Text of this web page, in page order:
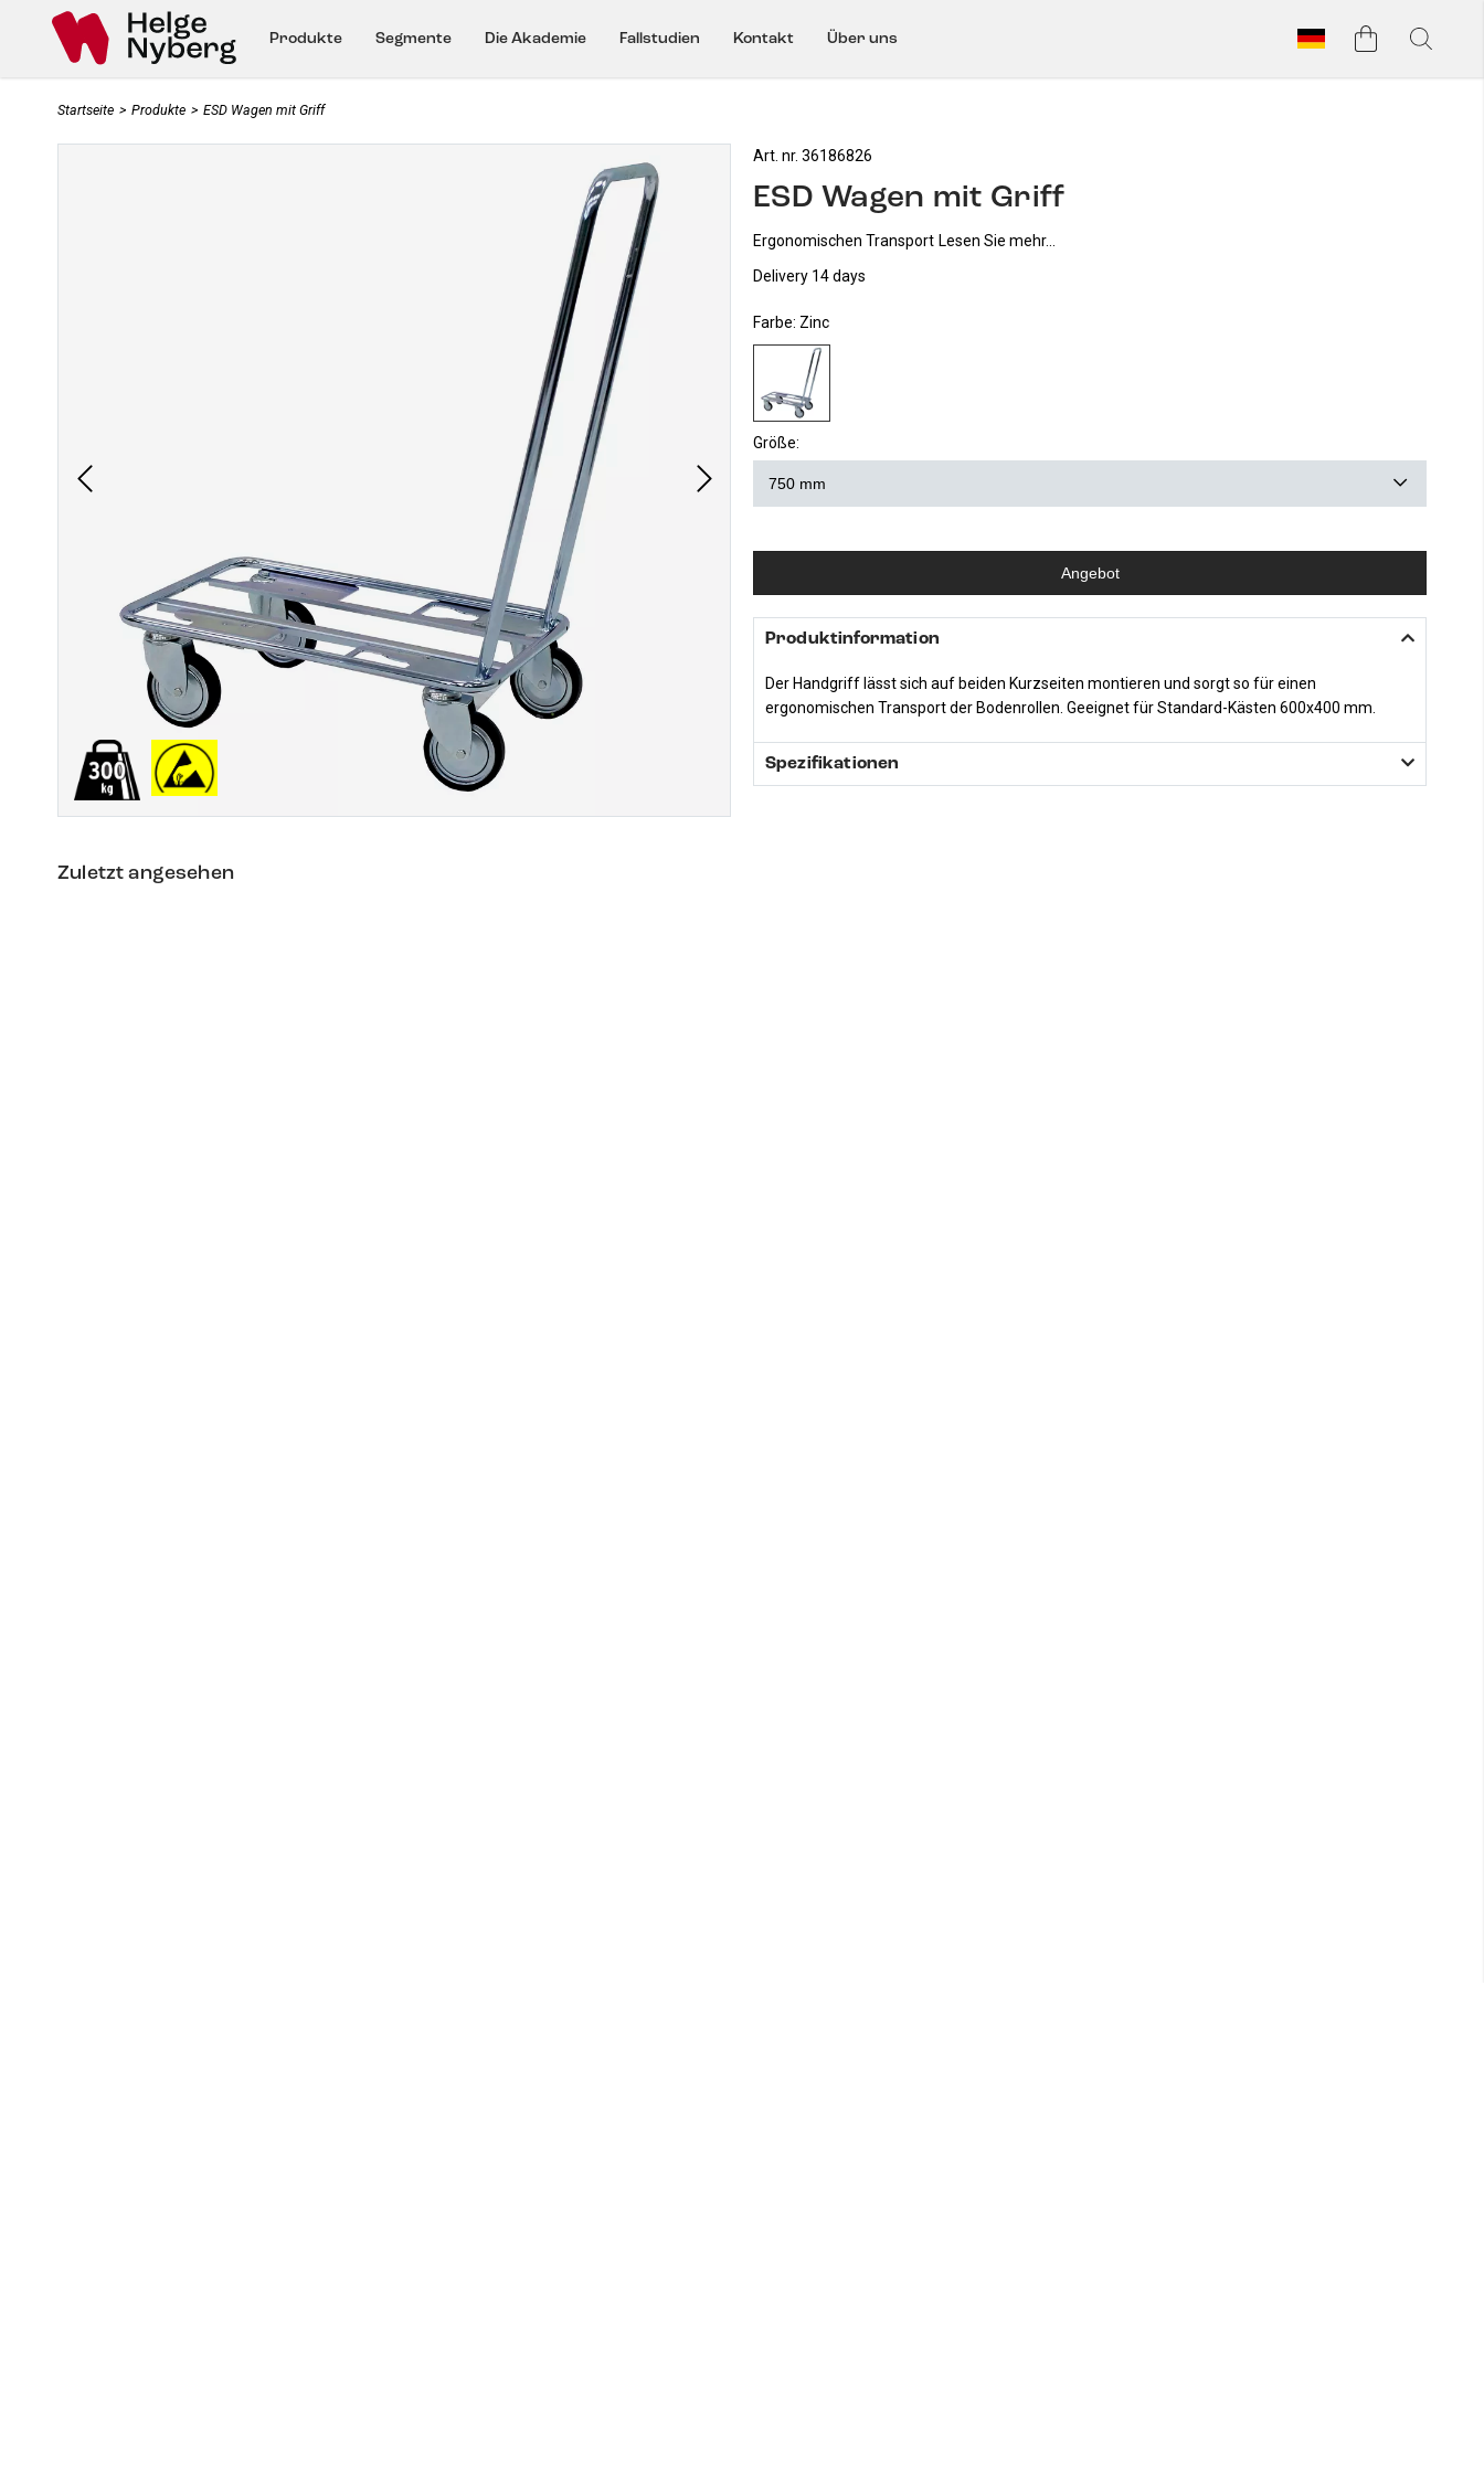
Produkte Segmente Die Akademie Fallstudien Kontakt Über uns
Startseite > Produkte > ESD Wagen mit Griff
Art. nr. 36186826
ESD Wagen mit Griff
Ergonomischen Transport Lesen Sie mehr...
Delivery 14 days
Farbe: Zinc
Größe:
Angebot
Produktinformation
Der Handgriff lässt sich auf beiden Kurzseiten montieren und sorgt so für einen
ergonomischen Transport der Bodenrollen. Geeignet für Standard-Kästen 600x400 mm.
Spezifikationen
Zuletzt angesehen